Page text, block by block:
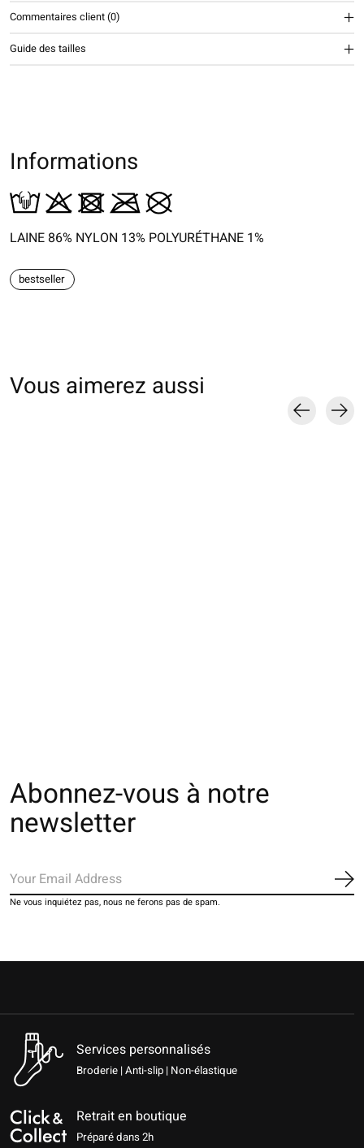
Commentaires client (0)
Guide des tailles
Informations
LAINE 86% NYLON 13% POLYURÉTHANE 1%
bestseller
Vous aimerez aussi
Abonnez-vous à notre
newsletter
Ne vous inquiétez pas, nous ne ferons pas de spam.
Services personnalisés
Broderie | Anti-slip | Non-élastique
Retrait en boutique
Préparé dans 2h